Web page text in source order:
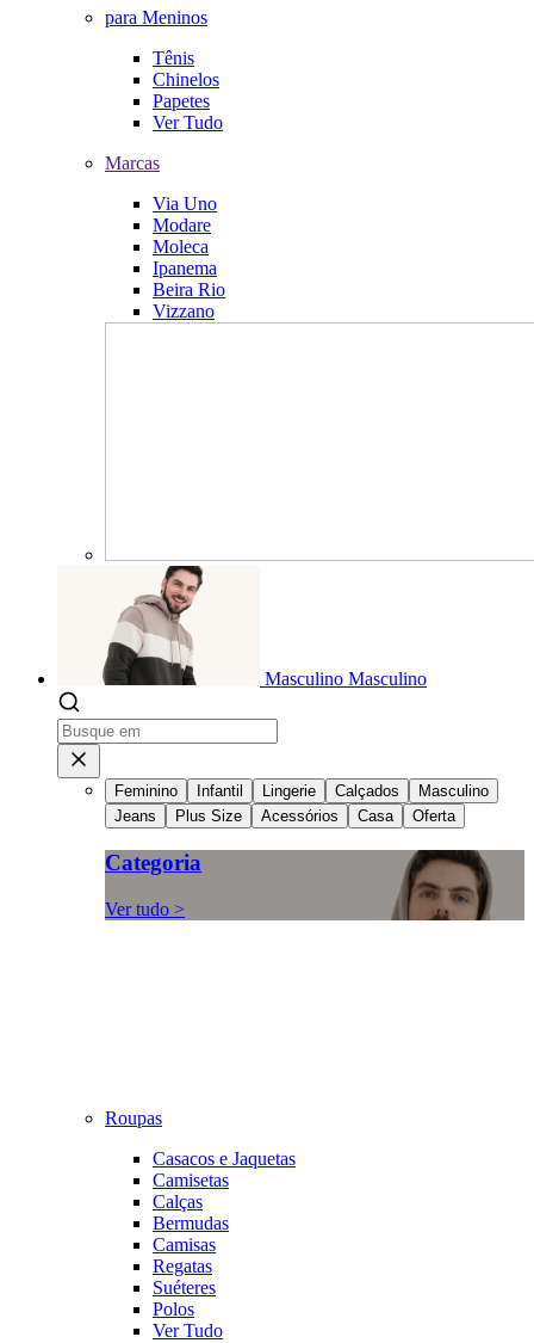
para Meninos
Tênis
Chinelos
Papetes
Ver Tudo
Marcas
Via Uno
Modare
Moleca
Ipanema
Beira Rio
Vizzano
Masculino Masculino
Feminino Infantil Lingerie Calçados
Masculino
Jeans
Plus Size Acessórios Casa Oferta
Categoria
Ver tudo >
Roupas
Casacos e Jaquetas
Camisetas
Calças
Bermudas
Camisas
Regatas
Suéteres
Polos
Ver Tudo